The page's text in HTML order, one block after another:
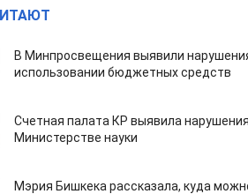
В Минпросвещения выявили
использовании бюджетных средств
Счетная палата КР выявила
Министерстве науки
Мэрия Бишкека рассказала, куда